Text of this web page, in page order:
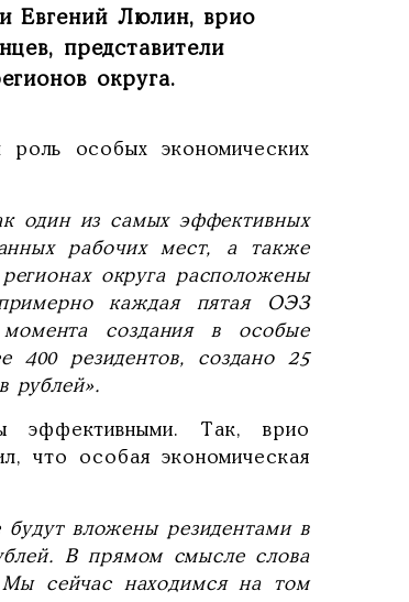
Евгений Люлин, врио
представители
округа.
роль особых экономических
один из самых эффективных
рабочих мест, а также
округа расположены
каждая пятая ОЭЗ
создания в особые
400 резидентов, создано 25
рублей».
Так, врио
что особая экономическая
вложены резидентами в
В прямом смысле слова
Мы сейчас находимся на том